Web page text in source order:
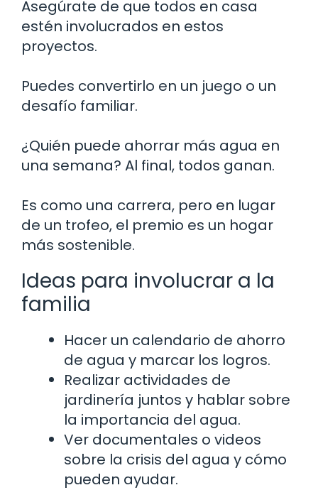
Asegúrate de que todos en casa
estén involucrados en estos
proyectos.
Puedes convertirlo en un juego o un
desafío familiar.
¿Quién puede ahorrar más agua en
una semana? Al final, todos ganan.
Es como una carrera, pero en lugar
de un trofeo, el premio es un hogar
más sostenible.
Ideas para involucrar a la
familia
Hacer un calendario de ahorro
de agua y marcar los logros.
Realizar actividades de
jardinería juntos y hablar sobre
la importancia del agua.
Ver documentales o videos
sobre la crisis del agua y cómo
pueden ayudar.